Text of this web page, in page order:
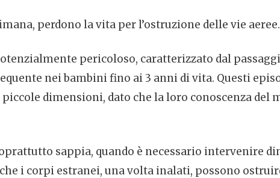
perdono la vita per l’ostruzione delle vie aeree.
pericoloso, caratterizzato dal
nei bambini fino ai 3 anni di vita. Questi
dimensioni, dato che la loro conoscenza del
sappia, quando è necessario intervenire
i corpi estranei, una volta inalati, possono